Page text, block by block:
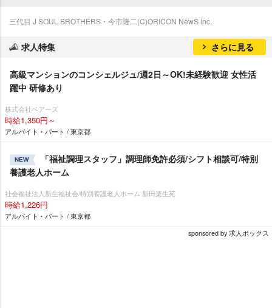
三代目 J SOUL BROTHERS・今市隆二(C)ORICON NewS inc.
求人特集 さらに見る
高級マンションのコンシェルジュ/週2日～OK!未経験歓迎 女性活
躍中 研修あり
株式会社ベアーズ
時給1,350円～
アルバイト・パート / 東京都
NEW
「福祉調理スタッフ」調理師免許必須/シフト相談可/特別
養護老人ホーム
社会福祉法人新生福祉会/特別養護老人ホーム 新田楽生苑
時給1,226円
アルバイト・パート / 東京都
sponsored by 求人ボックス